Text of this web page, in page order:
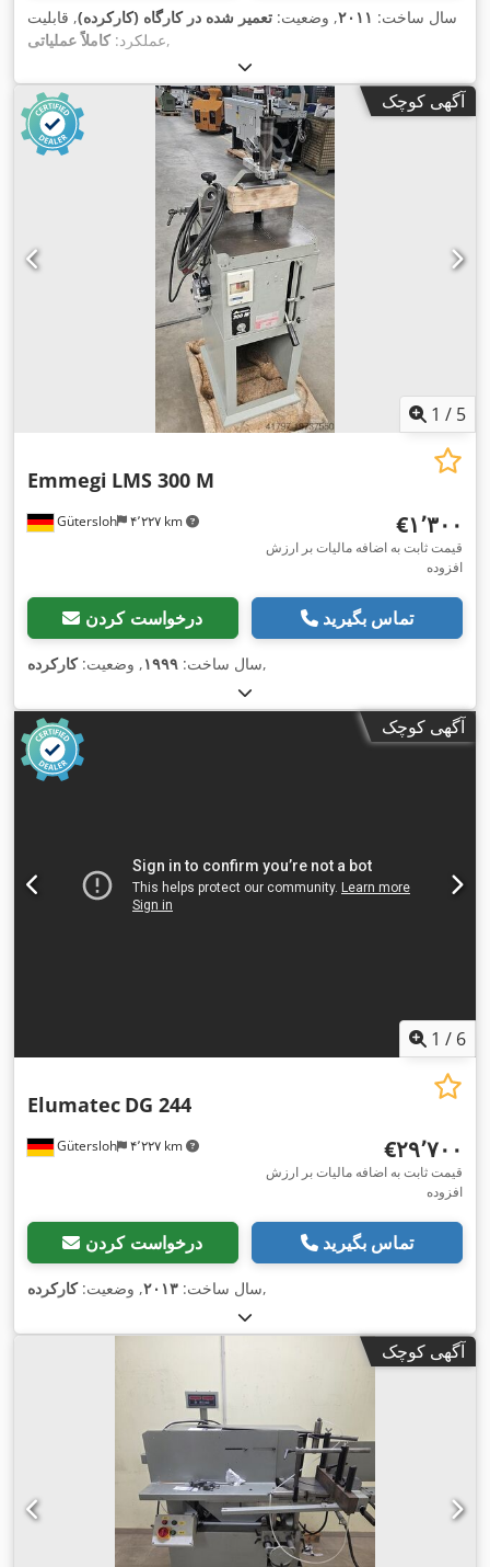
سال ساخت: ۲۰۱۱, وضعیت: تعمیر شده در کارگاه (کارکرده), قابلیت
عملکرد:کاملاً عملیاتی ,
آگهی کوچک
1 / 5
Gütersloh ۴٬۲۲۷ km
Emmegi LMS 300 M
‎€۱٬۳۰۰
قیمت ثابت به اضافه مالیات بر ارزش
افزوده
درخواست کردن تماس بگیرید
سال ساخت: ۱۹۹۹, وضعیت:کارکرده ,
آگهی کوچک
1 / 6
Gütersloh ۴٬۲۲۷ km
Elumatec DG 244
‎€۲۹٬۷۰۰
قیمت ثابت به اضافه مالیات بر ارزش
افزوده
درخواست کردن تماس بگیرید
سال ساخت: ۲۰۱۳, وضعیت:کارکرده ,
آگهی کوچک